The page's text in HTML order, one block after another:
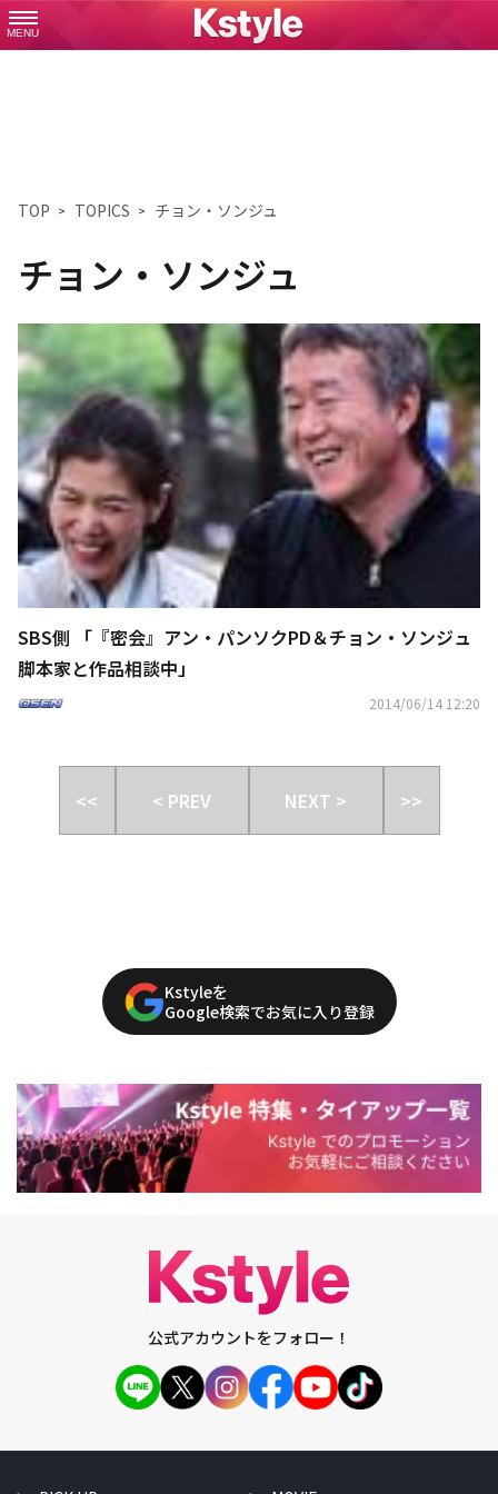
MENU
TOP TOPICS チョン・ソンジュ
チョン・ソンジュ
SBS側 「『密会』アン・パンソクPD＆チョン・ソンジュ
脚本家と作品相談中」
2014/06/14 12:20
<< < PREV NEXT > >>
Kstyleを
Google検索でお気に入り登録
公式アカウントをフォロー！